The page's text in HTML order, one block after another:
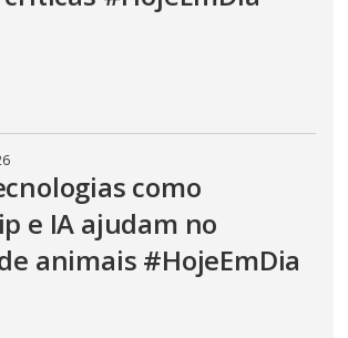
como
e IA ajudam no
animais #HojeEmDia